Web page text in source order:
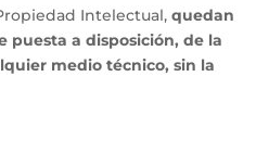
Intelectual,quedan
a disposición, de la
medio técnico, sin la